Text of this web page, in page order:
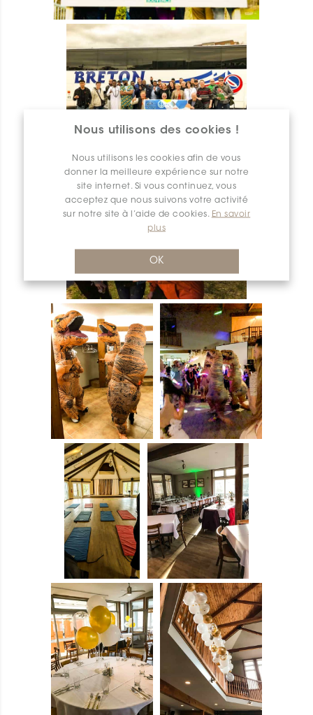
Nous utilisons des cookies !
Nous utilisons les cookies afin de vous
donner la meilleure expérience sur notre
site internet. Si vous continuez, vous
acceptez que nous suivons votre activité
sur notre site à l’aide de cookies. En savoir
plus
OK